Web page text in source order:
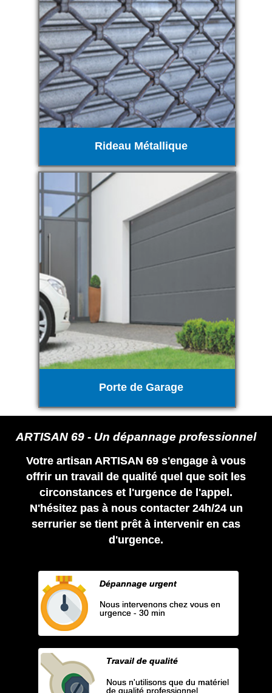
Rideau Métallique
Porte de Garage
ARTISAN 69 - Un dépannage professionnel
Votre artisan ARTISAN 69 s'engage à vous
offrir un travail de qualité quel que soit les
circonstances et l'urgence de l'appel.
N'hésitez pas à nous contacter 24h/24 un
serrurier se tient prêt à intervenir en cas
d'urgence.
Dépannage urgent
Nous intervenons chez vous en
urgence - 30 min
Travail de qualité
Nous n'utilisons que du matériel
de qualité professionnel